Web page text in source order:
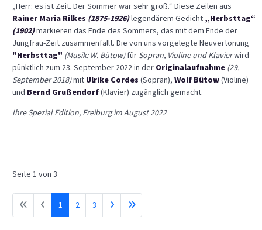
„Herr: es ist Zeit. Der Sommer war sehr groß.“ Diese Zeilen aus
Rainer Maria Rilkes (1875-1926)legendärem Gedicht „Herbsttag“
(1902)markieren das Ende des Sommers, das mit dem Ende der
Jungfrau-Zeit zusammenfällt. Die von uns vorgelegte Neuvertonung
"Herbsttag" (Musik: W. Bütow)für Sopran, Violine und Klavierwird
pünktlich zum 23. September 2022 in derOriginalaufnahme (29.
September 2018)mit Ulrike Cordes (Sopran), Wolf Bütow(Violine)
und Bernd Grußendorf(Klavier) zugänglich gemacht.
Ihre Spezial Edition, Freiburg im August 2022
Seite 1 von 3
1 2 3